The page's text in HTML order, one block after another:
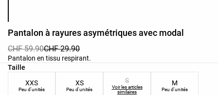
Pantalon à rayures asymétriques avec modal
CHF 59.90CHF 29.90
Pantalon en tissu respirant.
Taille
Liste des tailles du produit
XXS
Peu d'unités
XS
Peu d'unités
S
Voir les articles
similaires
M
Peu d'unités